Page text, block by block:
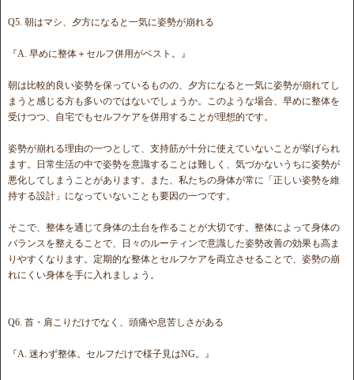
Q5. 朝はマシ、夕方になると一気に姿勢が崩れる
『A. 早めに整体＋セルフ併用がベスト。』
朝は比較的良い姿勢を保っているものの、夕方になると一気に姿勢が崩れてし
まうと感じる方も多いのではないでしょうか。このような場合、早めに整体を
受けつつ、自宅でもセルフケアを併用することが理想的です。
姿勢が崩れる理由の一つとして、支持筋が十分に使えていないことが挙げられ
ます。日常生活の中で姿勢を意識することは難しく、気づかないうちに姿勢が
悪化してしまうことがあります。また、私たちの身体が常に「正しい姿勢を維
持する設計」になっていないことも要因の一つです。
そこで、整体を通じて身体の土台を作ることが大切です。整体によって身体の
バランスを整えることで、日々のルーティンで意識した姿勢改善の効果も高ま
りやすくなります。定期的な整体とセルフケアを両立させることで、姿勢の崩
れにくい身体を手に入れましょう。
Q6. 首・肩こりだけでなく、頭痛や息苦しさがある
『A. 迷わず整体。セルフだけで様子見はNG。』